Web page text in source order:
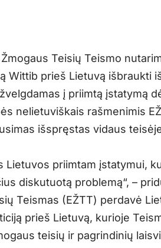
Teisių Teismo
Wittib prieš Lietuvą išbraukti
į priimtą įstatymą
nelietuviškais rašmenimis
išspręstas vidaus
Lietuvos priimtam įstatymui,
diskutuotą problemą“, –
Teismas (EŽTT) perdavė
prieš Lietuvą, kurioje
teisių ir pagrindinių